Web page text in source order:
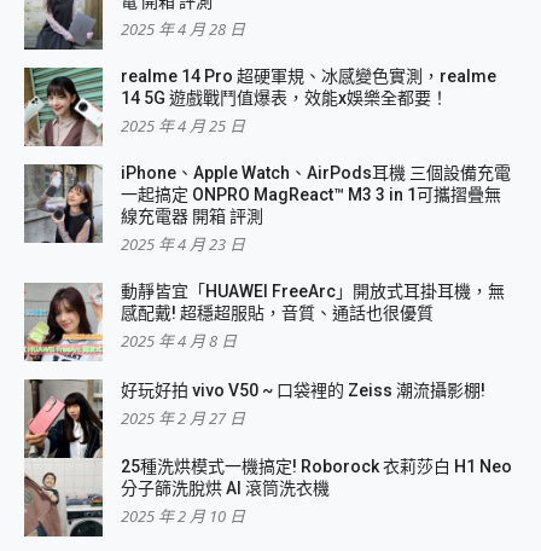
2025 年 4 月 28 日
realme 14 Pro 超硬軍規、冰感變色實測，realme
14 5G 遊戲戰鬥值爆表，效能x娛樂全都要！
2025 年 4 月 25 日
iPhone、Apple Watch、AirPods耳機 三個設備充電
一起搞定 ONPRO MagReact™ M3 3 in 1可攜摺疊無
線充電器 開箱 評測
2025 年 4 月 23 日
動靜皆宜「HUAWEI FreeArc」開放式耳掛耳機，無
感配戴! 超穩超服貼，音質、通話也很優質
2025 年 4 月 8 日
好玩好拍 vivo V50 ~ 口袋裡的 Zeiss 潮流攝影棚!
2025 年 2 月 27 日
25種洗烘模式一機搞定! Roborock 衣莉莎白 H1 Neo
分子篩洗脫烘 AI 滾筒洗衣機
2025 年 2 月 10 日